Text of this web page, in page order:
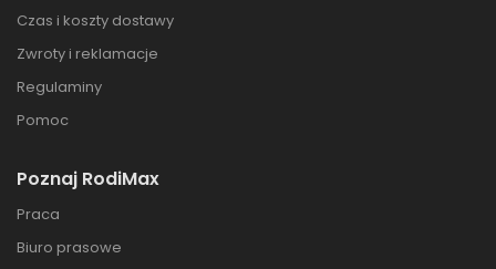
Czas i koszty dostawy
Zwroty i reklamacje
Regulaminy
Pomoc
Poznaj RodiMax
Praca
Biuro prasowe